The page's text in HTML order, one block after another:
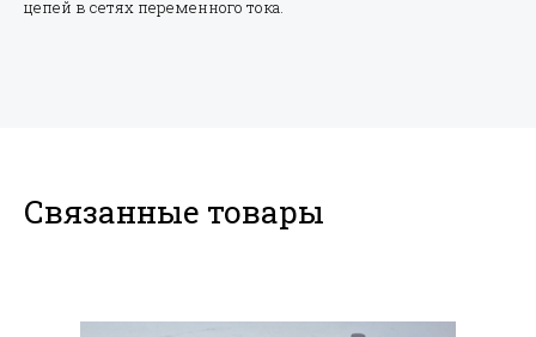
цепей в сетях переменного тока.
Связанные товары